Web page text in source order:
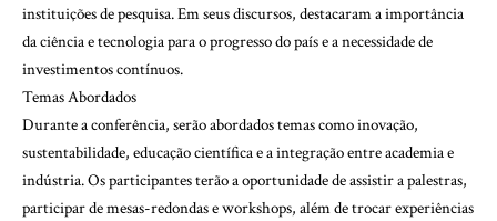
instituições de pesquisa. Em seus discursos, destacaram a importância
da ciência e tecnologia para o progresso do país e a necessidade de
investimentos contínuos.
Temas Abordados
Durante a conferência, serão abordados temas como inovação,
sustentabilidade, educação científica e a integração entre academia e
indústria. Os participantes terão a oportunidade de assistir a palestras,
participar de mesas-redondas e workshops, além de trocar experiências